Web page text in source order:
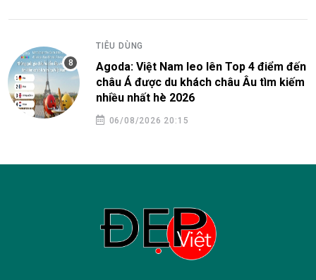
TIÊU DÙNG
Agoda: Việt Nam leo lên Top 4 điểm đến
châu Á được du khách châu Âu tìm kiếm
nhiều nhất hè 2026
06/08/2026 20:15